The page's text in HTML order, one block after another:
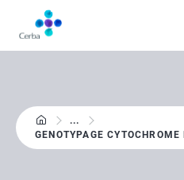
contenu
principal
...
GENOTYPAGE